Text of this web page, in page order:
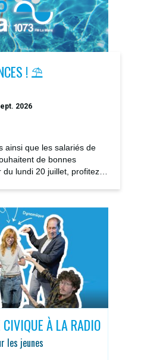
! ⛱️
2026
ainsi que les salariés de
de bonnes
du lundi 20 juillet, profitez
À LA RADIO
les jeunes